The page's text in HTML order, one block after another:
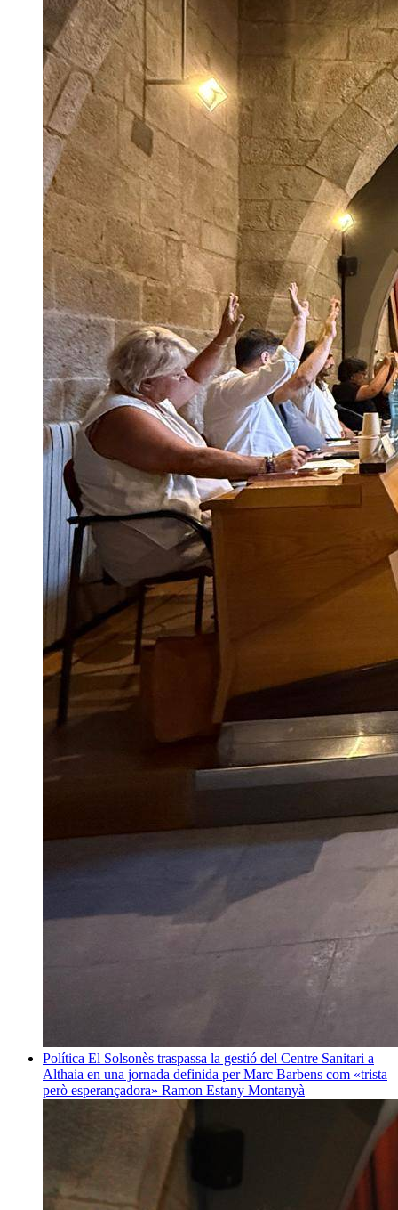
Política El Solsonès traspassa la gestió del Centre Sanitari a
Althaia en una jornada definida per Marc Barbens com «trista
però esperançadora» Ramon Estany Montanyà